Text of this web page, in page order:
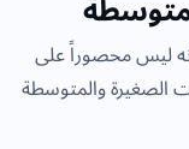
ليس محصوراً على
الصغيرة والمتوسطة